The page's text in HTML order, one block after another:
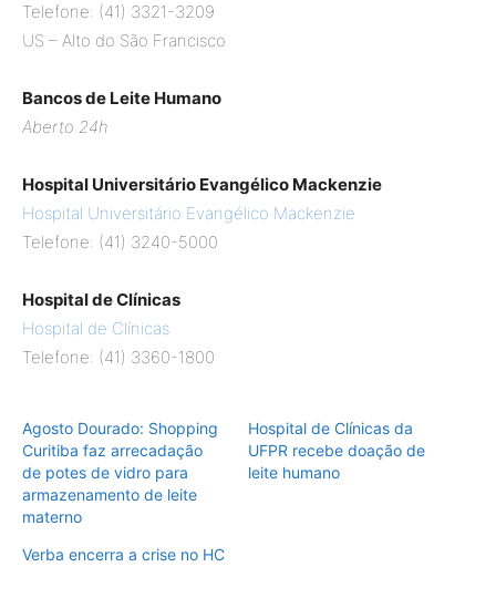
Telefone: (41) 3321-3209
US – Alto do São Francisco
Bancos de Leite Humano
Aberto 24h
Hospital Universitário Evangélico Mackenzie
Hospital Universitário Evangélico Mackenzie
Telefone: (41) 3240-5000
Hospital de Clínicas
Hospital de Clínicas
Telefone: (41) 3360-1800
Agosto Dourado: Shopping
Curitiba faz arrecadação
de potes de vidro para
armazenamento de leite
materno
Hospital de Clínicas da
UFPR recebe doação de
leite humano
Verba encerra a crise no HC